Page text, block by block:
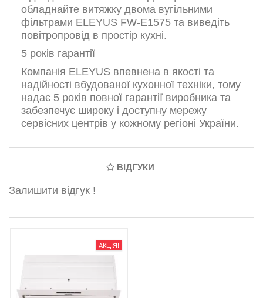
обладнайте витяжку двома вугільними
фільтрами ELEYUS FW-E1575 та виведіть
повітропровід в простір кухні.
5 років гарантії
Компанія ELEYUS впевнена в якості та
надійності вбудованої кухонної техніки, тому
надає 5 років повної гарантії виробника та
забезпечує широку і доступну мережу
сервісних центрів у кожному регіоні України.
ВІДГУКИ
Залишити відгук !
АКЦІЯ!